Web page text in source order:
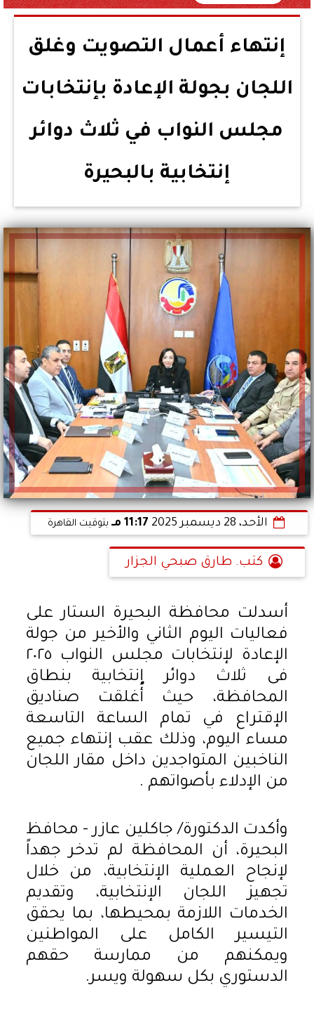
إنتهاء أعمال التصويت وغلق
اللجان بجولة الإعادة بإنتخابات
مجلس النواب في ثلاث دوائر
إنتخابية بالبحيرة
الأحد، 28 ديسمبر 2025 11:17 مـ بتوقيت القاهرة
كتب. طارق صبحي الجزار
أسدلت محافظة البحيرة الستار على
فعاليات اليوم الثاني والأخير من جولة
الإعادة لإنتخابات مجلس النواب ٢٠٢٥
فى ثلاث دوائر إنتخابية بنطاق
المحافظة، حيث أُغلقت صناديق
الإقتراع في تمام الساعة التاسعة
مساء اليوم، وذلك عقب إنتهاء جميع
الناخبين المتواجدين داخل مقار اللجان
من الإدلاء بأصواتهم .
وأكدت الدكتورة/ جاكلين عازر - محافظ
البحيرة، أن المحافظة لم تدخر جهداً
لإنجاح العملية الإنتخابية، من خلال
تجهيز اللجان الإنتخابية، وتقديم
الخدمات اللازمة بمحيطها، بما يحقق
التيسير الكامل على المواطنين
ويمكنهم من ممارسة حقهم
الدستوري بكل سهولة ويسر.